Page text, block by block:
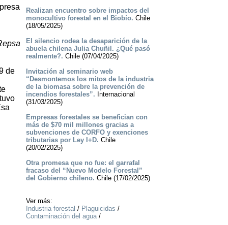
de
Realizan encuentro sobre impactos del
monocultivo forestal en el Biobío. Chile
(18/05/2025)
El silencio rodea la desaparición de la
abuela chilena Julia Chuñil. ¿Qué pasó
realmente?. Chile (07/04/2025)
Invitación al seminario web
“Desmontemos los mitos de la industria
de la biomasa sobre la prevención de
incendios forestales”. Internacional
(31/03/2025)
Empresas forestales se benefician con
más de $70 mil millones gracias a
subvenciones de CORFO y exenciones
tributarias por Ley I+D. Chile
(20/02/2025)
Otra promesa que no fue: el garrafal
fracaso del “Nuevo Modelo Forestal”
del Gobierno chileno. Chile (17/02/2025)
Ver más:
Industria forestal / Plaguicidas /
Contaminación del agua/